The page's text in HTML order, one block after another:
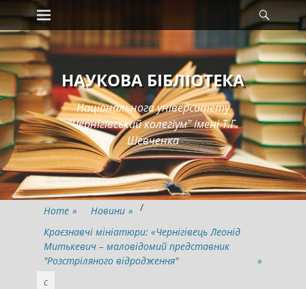
Skip
to
content
Primary Menu
НАУКОВА БІБЛІОТЕКА
Національного університету
"Чернігівський колегіум" імені Т.Г.
Шевченка
Home » Новини » /
Краєзнавчі мініатюри: «Чернігівець Леонід
Митькевич – маловідомий представник
"Розстріляного відродження"
»
с